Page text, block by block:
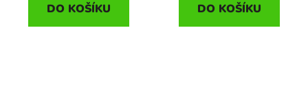
DO KOŠÍKU DO KOŠÍKU